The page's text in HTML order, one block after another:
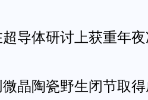
体研讨上获重年夜
陶瓷野生闭节取得